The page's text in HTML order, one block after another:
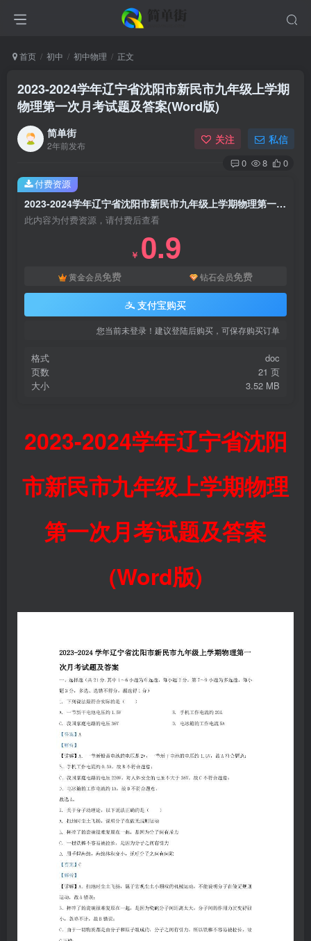
首页 初中 初中物理 正文
2023-2024学年辽宁省沈阳市新民市九年级上学期
物理第一次月考试题及答案(Word版)
简单街
2年前发布 关注 私信
0 8 0
2023-2024学年辽宁省沈阳市新民市九年级上学期物理第一次月考试题及答案(Word版)
此内容为付费资源，请付费后查看
￥ 0.9
黄金会员免费 钻石会员免费
支付宝购买
您当前未登录！建议登陆后购买，可保存购买订单
格式
doc
页数
21 页
大小
3.52 MB
付费资源
2023-2024学年辽宁省沈阳
市新民市九年级上学期物理
第一次月考试题及答案
(Word版)